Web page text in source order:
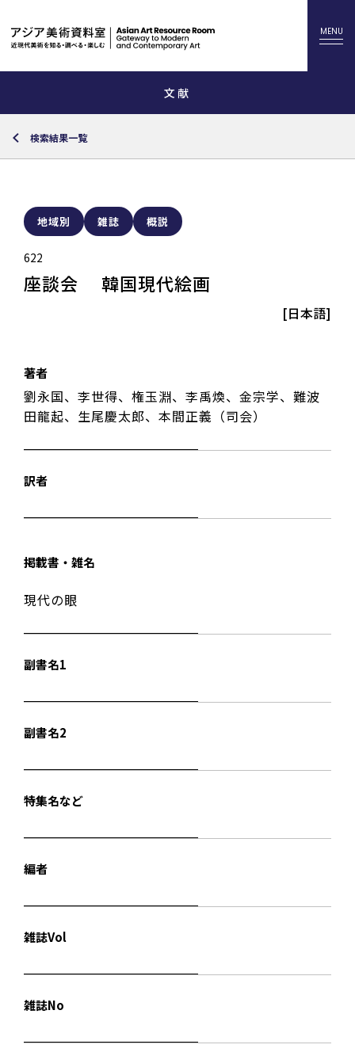
文献
検索結果一覧
地域別 雑誌 概説
622
座談会 韓国現代絵画
[日本語]
著者
劉永国、李世得、権玉淵、李禹煥、金宗学、難波
田龍起、生尾慶太郎、本間正義（司会）
訳者
掲載書・雑名
現代の眼
副書名1
副書名2
特集名など
編者
雑誌Vol
雑誌No